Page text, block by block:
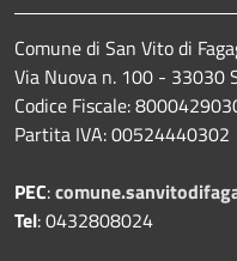
Comune di San Vito di
Via Nuova n. 100 - 33030
Codice Fiscale:
Partita IVA: 00524440302
PEC:
Tel: 0432808024